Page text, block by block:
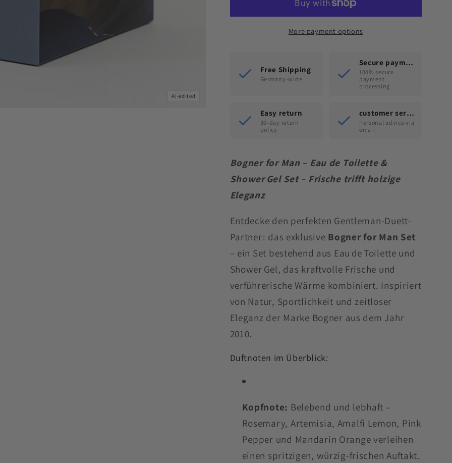
AI-edited
&amp;
Limited
30ml
&amp;
75ml
Limited
More payment options
Free Shipping
Germany-wide
Secure payment
100% secure
payment
processing
Easy return
30-day return
policy
customer service
Personal advice via
email
Bogner for Man – Eau de Toilette &
Shower Gel Set – Frische trifft holzige
Eleganz
Entdecke den perfekten Gentleman-Duett-
Partner: das exklusive Bogner for Man Set
– ein Set bestehend aus Eau de Toilette und
Shower Gel, das kraftvolle Frische und
verführerische Wärme kombiniert. Inspiriert
von Natur, Sportlichkeit und zeitloser
Eleganz der Marke Bogner aus dem Jahr
2010.
Duftnoten im Überblick:
Kopfnote: Belebend und lebhaft –
Rosemary, Artemisia, Amalfi Lemon, Pink
Pepper und Mandarin Orange verleihen
einen spritzigen, würzig-frischen Auftakt.